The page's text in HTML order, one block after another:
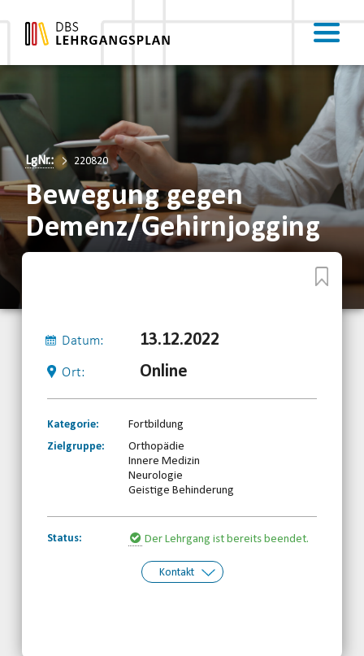
LgNr.: 220820
Bewegung gegen
Demenz/Gehirnjogging
Datum: 13.12.2022
Ort: Online
Kategorie:
Fortbildung
Zielgruppe:
Orthopädie
Innere Medizin
Neurologie
Geistige Behinderung
Status: Der Lehrgang ist bereits beendet.
Kontakt